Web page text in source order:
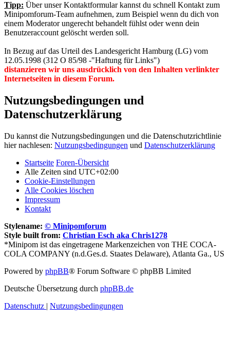
Tipp: Über unser Kontaktformular kannst du schnell Kontakt zum
Minipomforum-Team aufnehmen, zum Beispiel wenn du dich von
einem Moderator ungerecht behandelt fühlst oder wenn dein
Benutzeraccount gelöscht werden soll.
In Bezug auf das Urteil des Landesgericht Hamburg (LG) vom
12.05.1998 (312 O 85/98 -"Haftung für Links")
distanzieren wir uns ausdrücklich von den Inhalten verlinkter
Internetseiten in diesem Forum.
Nutzungsbedingungen und
Datenschutzerklärung
Du kannst die Nutzungsbedingungen und die Datenschutzrichtlinie
hier nachlesen: Nutzungsbedingungen und Datenschutzerklärung
Startseite Foren-Übersicht
Alle Zeiten sind UTC+02:00
Cookie-Einstellungen
Alle Cookies löschen
Impressum
Kontakt
Stylename: © Minipomforum
Style built from: Christian Esch aka Chris1278
*Minipom ist das eingetragene Markenzeichen von THE COCA-
COLA COMPANY (n.d.Ges.d. Staates Delaware), Atlanta Ga., US
Powered by phpBB® Forum Software © phpBB Limited
Deutsche Übersetzung durch phpBB.de
Datenschutz | Nutzungsbedingungen